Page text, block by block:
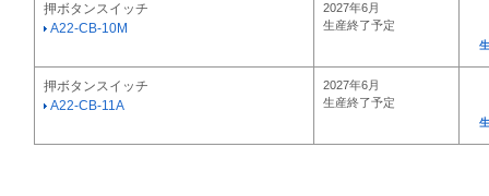
押ボタンスイッチ
A22-CB-10M
2027年6月
生産終了予定
押ボタンスイッチ
A22-CB-11A
2027年6月
生産終了予定